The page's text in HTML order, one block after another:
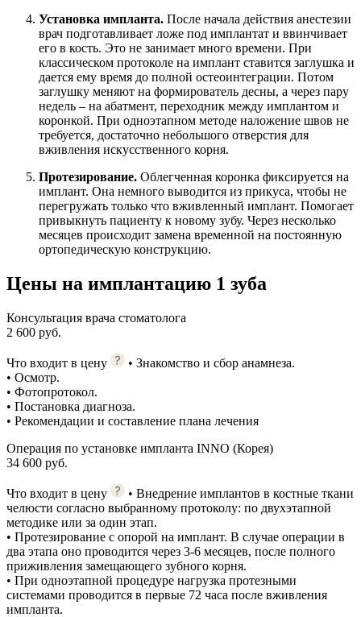
Установка импланта. После начала действия анестезии
врач подготавливает ложе под имплантат и ввинчивает
его в кость. Это не занимает много времени. При
классическом протоколе на имплант ставится заглушка и
дается ему время до полной остеоинтеграции. Потом
заглушку меняют на формирователь десны, а через пару
недель – на абатмент, переходник между имплантом и
коронкой. При одноэтапном методе наложение швов не
требуется, достаточно небольшого отверстия для
вживления искусственного корня.
Протезирование. Облегченная коронка фиксируется на
имплант. Она немного выводится из прикуса, чтобы не
перегружать только что вживленный имплант. Помогает
привыкнуть пациенту к новому зубу. Через несколько
месяцев происходит замена временной на постоянную
ортопедическую конструкцию.
Цены на имплантацию 1 зуба
Консультация врача стоматолога
2 600 руб.
Что входит в цену
• Знакомство и сбор анамнеза.
• Осмотр.
• Фотопротокол.
• Постановка диагноза.
• Рекомендации и составление плана лечения
Операция по установке импланта INNO (Корея)
34 600 руб.
Что входит в цену
• Внедрение имплантов в костные ткани
челюсти согласно выбранному протоколу: по двухэтапной
методике или за один этап.
• Протезирование с опорой на имплант. В случае операции в
два этапа оно проводится через 3-6 месяцев, после полного
приживления замещающего зубного корня.
• При одноэтапной процедуре нагрузка протезными
системами проводится в первые 72 часа после вживления
импланта.